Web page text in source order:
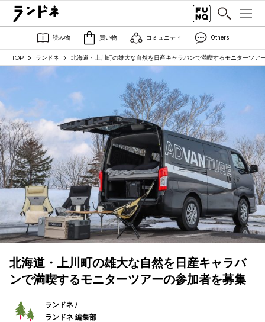
読み物 買い物 コミュニティ Others
TOP ランドネ 北海道・上川町の雄大な自然を日産キャラバンで満喫するモニターツア
北海道・上川町の雄大な自然を日産キャラバ
ンで満喫するモニターツアーの参加者を募集
ランドネ /
ランドネ 編集部